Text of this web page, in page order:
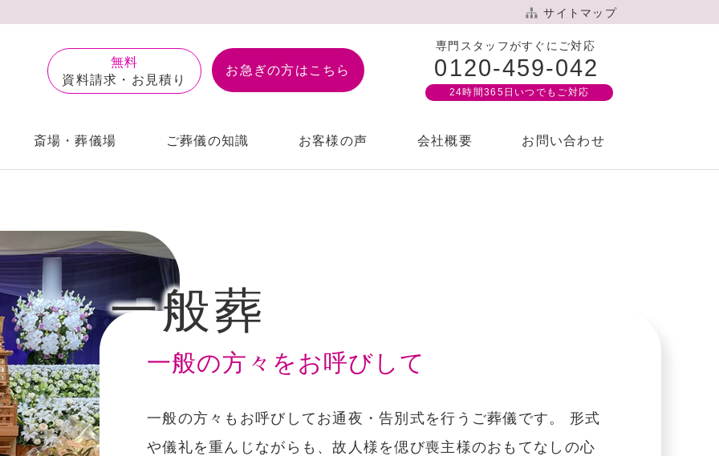
サイトマップ
無料
資料請求・お見積り
お急ぎの⽅はこちら
専門スタッフがすぐにご対応
0120-459-042
24時間365⽇いつでもご対応
相談 アフターサポート 会員制度こすもす倶楽部
一日葬
一般葬
福祉葬
斎場・葬儀場
こすもす家族会館
南多摩斎場
ご葬儀の知識
るご質問 お葬式ブログ
お客様の声 会社概要
スタッフ紹介
新着情報
サイトマップ
お問い合わせ
一般葬
一般の方々をお呼びして
⼀般の⽅々もお呼びしてお通夜・告別式を⾏うご葬儀です。 形式
や儀礼を重んじながらも、故人様を偲び喪主様のおもてなしの心